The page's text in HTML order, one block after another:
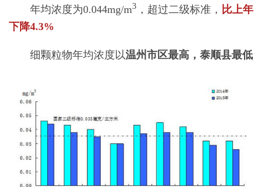
年均浓度为0.044mg/m3 ，超过二级标准， 比上年
下降4.3%
细颗粒物年均浓度以温州市区最高，泰顺县最低